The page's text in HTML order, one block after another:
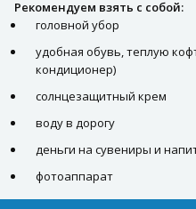
Рекомендуем взять с собой:
головной убор
удобная обувь, теплую
кондиционер)
солнцезащитный крем
воду в дорогу
деньги на сувениры и
фотоаппарат